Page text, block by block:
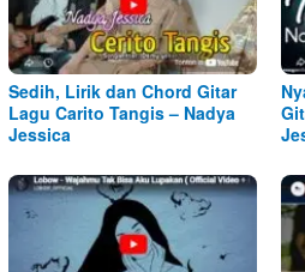
Sedih, Lirik dan Chord Gitar
Lagu Carito Tangis – Nadya
Jessica